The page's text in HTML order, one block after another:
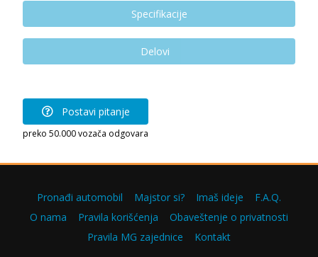
Specifikacije
Delovi
Postavi pitanje
preko 50.000 vozača odgovara
Pronađi automobil Majstor si? Imaš ideje
F.A.Q.
O nama
Pravila korišćenja
Obaveštenje o privatnosti
Pravila MG zajednice
Kontakt